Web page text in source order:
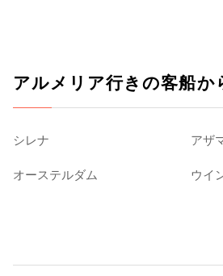
アルメリア行きの客船か
シレナ アザ
オーステルダム ウイ